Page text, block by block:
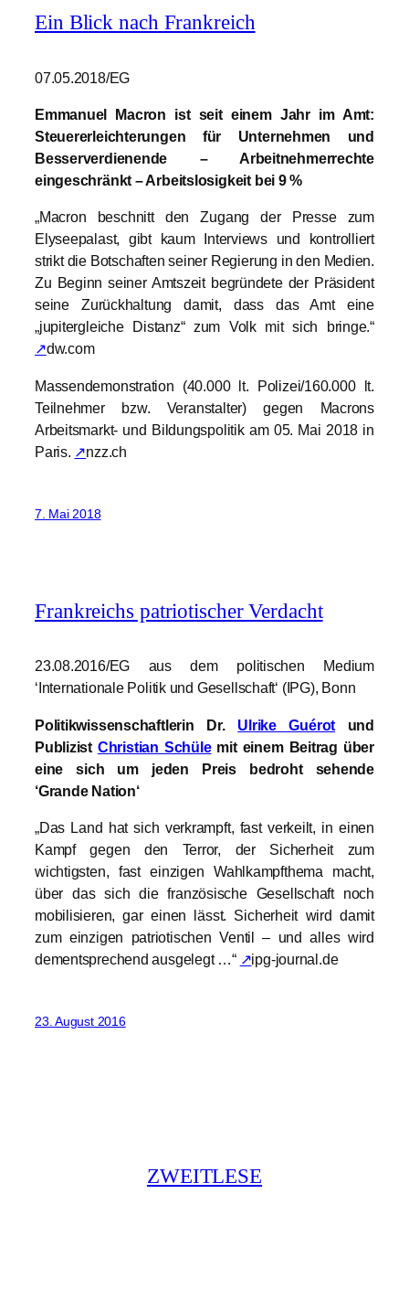
Ein Blick nach Frankreich
07.05.2018/EG
Emmanuel Macron ist seit einem Jahr im Amt:
Steuererleichterungen für Unternehmen und
Besserverdienende – Arbeitnehmerrechte
eingeschränkt – Arbeitslosigkeit bei 9 %
„Macron beschnitt den Zugang der Presse zum
Elyseepalast, gibt kaum Interviews und kontrolliert
strikt die Botschaften seiner Regierung in den Medien.
Zu Beginn seiner Amtszeit begründete der Präsident
seine Zurückhaltung damit, dass das Amt eine
„jupitergleiche Distanz“ zum Volk mit sich bringe.“
↗dw.com
Massendemonstration (40.000 lt. Polizei/160.000 lt.
Teilnehmer bzw. Veranstalter) gegen Macrons
Arbeitsmarkt- und Bildungspolitik am 05. Mai 2018 in
Paris. ↗nzz.ch
7. Mai 2018
Frankreichs patriotischer Verdacht
23.08.2016/EG aus dem politischen Medium
‘Internationale Politik und Gesellschaft‘ (IPG), Bonn
Politikwissenschaftlerin Dr. Ulrike Guérot und
Publizist Christian Schülemit einem Beitrag über
eine sich um jeden Preis bedroht sehende
‘Grande Nation‘
„Das Land hat sich verkrampft, fast verkeilt, in einen
Kampf gegen den Terror, der Sicherheit zum
wichtigsten, fast einzigen Wahlkampfthema macht,
über das sich die französische Gesellschaft noch
mobilisieren, gar einen lässt. Sicherheit wird damit
zum einzigen patriotischen Ventil – und alles wird
dementsprechend ausgelegt …“ ↗ipg-journal.de
23. August 2016
ZWEITLESE